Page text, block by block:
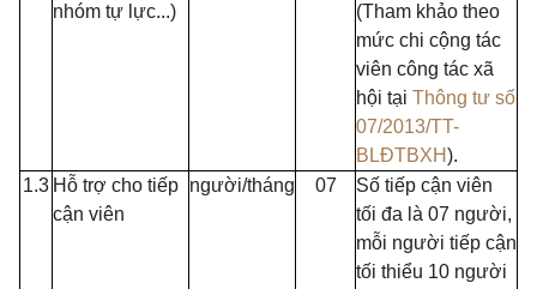
nhóm tự lực...)
(Tham khảo theo
mức chi cộng tác
viên công tác xã
hội tại Thông tư số
07/2013/TT-
BLĐTBXH).
1.3 Hỗ trợ cho tiếp
cận viên
người/tháng 07
Số tiếp cận viên
tối đa là 07 người,
mỗi người tiếp cận
tối thiểu 10 người